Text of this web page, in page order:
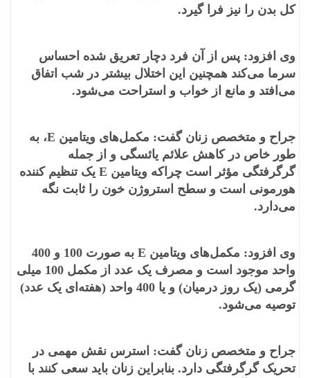
کل بدن را نیز فرا گیرد.
وی افزود: پس از آن فرد دچار تعریق شده احساس
سرما می‌کند همچنین این اختلال بیشتر در شب اتفاق
می‌افتد و مانع از خواب و استراحت می‌شود.
جراح و متخصص زنان گفت: مکمل‌های ویتامین E، به
طور خاص در کاهش علائم یائسگی و از جمله
گرگرفتگی مؤثر است چراکه ویتامین E یک تنظیم کننده
هورمونی است و سطح استروژن خون را ثابت نگه
می‌دارد.
وی افزود: مکمل‌های ویتامین E به صورت 100 و 400
واحد موجود است و مصرف یک عدد از مکمل 100 میلی
گرمی (یک روز درمیان) و یا 400 واحد (هفته‌ای یک عدد)
توصیه می‌شود.
جراح و متخصص زنان گفت: استرس نقش مهمی در
تحریک گرگرفتگی دارد. بنابراین زنان باید سعی کنند با